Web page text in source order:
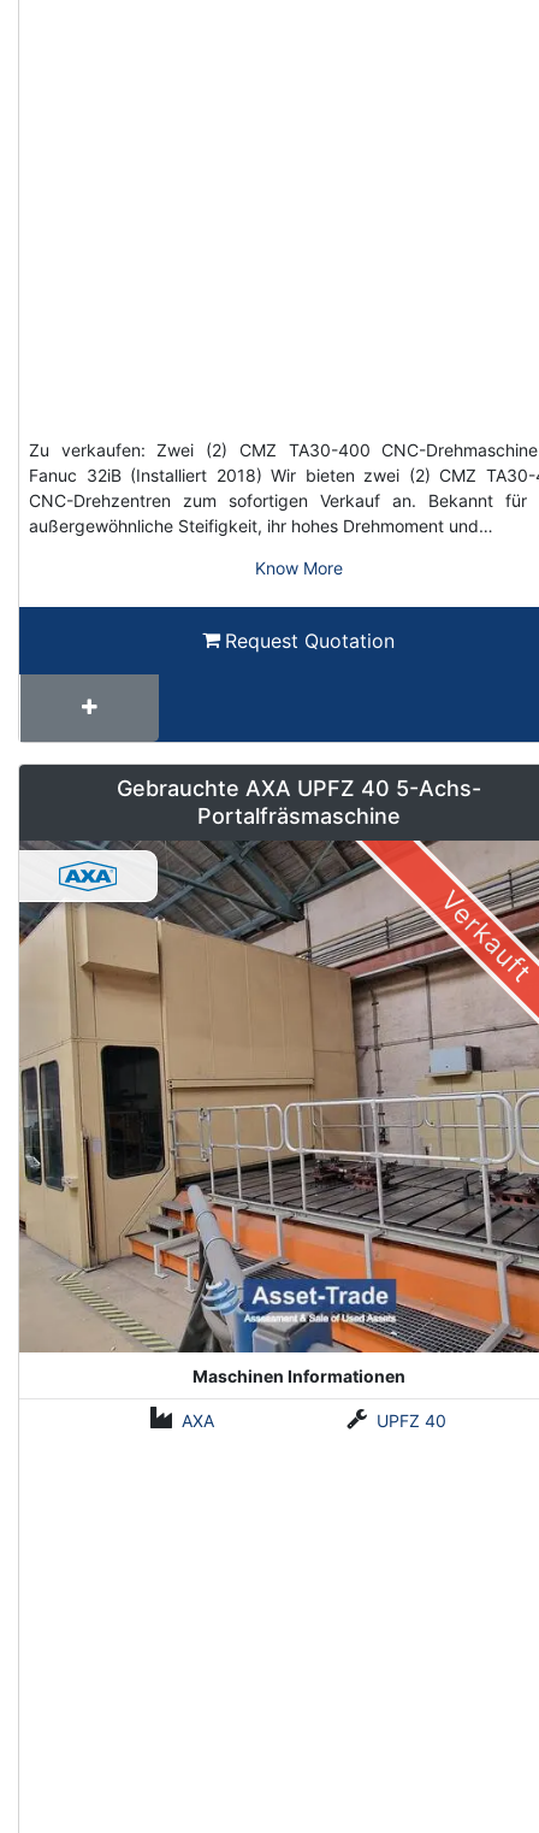
Zu verkaufen: Zwei (2) CMZ TA30-400 CNC-
Fanuc 32iB (Installiert 2018) Wir bieten zwei (2) CMZ
CNC-Drehzentren zum sofortigen Verkauf an. Bekannt für
außergewöhnliche Steifigkeit, ihr hohes Drehmoment und…
Know More
Request Quotation
Gebrauchte AXA UPFZ 40 5-Achs-
Portalfräsmaschine
Verkauft
Maschinen Informationen
AXA UPFZ 40